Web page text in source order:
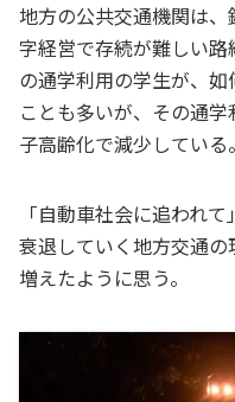
地方の公共交通機関は
字経営で存続が難しい
の通学利用の学生が、
ことも多いが、その通
子高齢化で減少している。
「自動車社会に追われ
衰退していく地方交通
増えたように思う。